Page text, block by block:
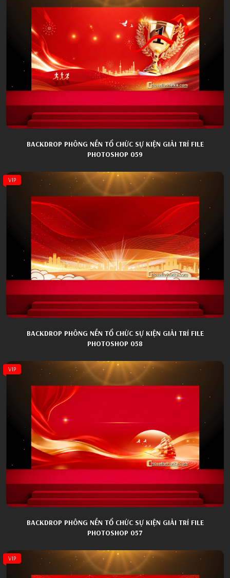
BACKDROP PHÔNG NỀN TỔ CHỨC SỰ KIỆN GIẢI TRÍ FILE
PHOTOSHOP 059
VIP
BACKDROP PHÔNG NỀN TỔ CHỨC SỰ KIỆN GIẢI TRÍ FILE
PHOTOSHOP 058
VIP
BACKDROP PHÔNG NỀN TỔ CHỨC SỰ KIỆN GIẢI TRÍ FILE
PHOTOSHOP 057
VIP